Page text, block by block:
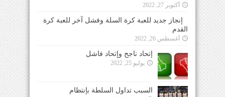
أكتوبر 27, 2022
إنجاز جديد للعبة كرة السلة وفشل آخر للعبة كرة
القدم
أغسطس 26, 2022
إتحاد ناجح وإتحاد فاشل
يوليو 25, 2022
السبب تداول السلطة بإنتظام